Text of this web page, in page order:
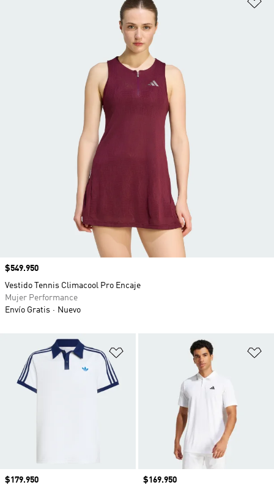
Añadir a la lista de deseos
Precio
$179.950
Precio
$169.950
Precio
$549.950
Vestido Tennis Climacool Pro Encaje
Mujer Performance
Envío Gratis
Nuevo